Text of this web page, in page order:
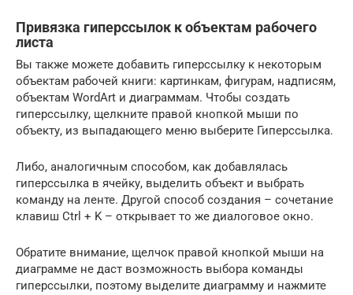
Привязка гиперссылок к объектам рабочего
листа
Вы также можете добавить гиперссылку к некоторым
объектам рабочей книги: картинкам, фигурам, надписям,
объектам WordArt и диаграммам. Чтобы создать
гиперссылку, щелкните правой кнопкой мыши по
объекту, из выпадающего меню выберите Гиперссылка.
Либо, аналогичным способом, как добавлялась
гиперссылка в ячейку, выделить объект и выбрать
команду на ленте. Другой способ создания – сочетание
клавиш Ctrl + K – открывает то же диалоговое окно.
Обратите внимание, щелчок правой кнопкой мыши на
диаграмме не даст возможность выбора команды
гиперссылки, поэтому выделите диаграмму и нажмите